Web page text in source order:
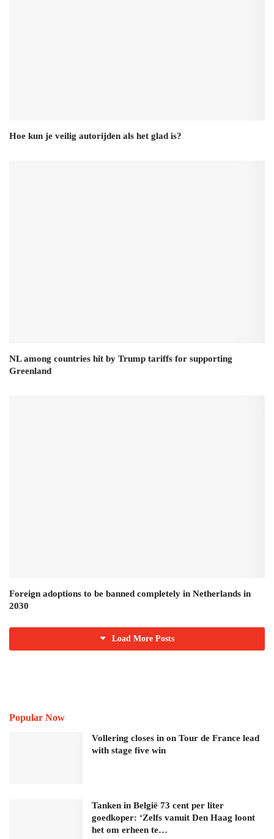
Hoe kun je veilig autorijden als het glad is?
NL among countries hit by Trump tariffs for supporting
Greenland
Foreign adoptions to be banned completely in Netherlands in
2030
Load More Posts
Popular Now
Vollering closes in on Tour de France lead
with stage five win
Tanken in België 73 cent per liter
goedkoper: ‘Zelfs vanuit Den Haag loont
het om erheen te…